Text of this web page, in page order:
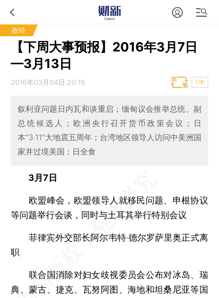
政经
【下周大事预报】2016年3月7日
—3月13日
2016年03月04日 20:19 T中
叙利亚问题日内瓦和谈重启；缅甸议会推举总统、副
总统候选人；欧洲央行召开货币政策会议；日
本“3·11”大地震五周年；台湾地区领导人访问中美洲国
家并过境美国；日全食
3月7日
欧盟峰会，欧盟领导人就移民问题、申根协议
等问题举行会谈，同时与土耳其举行特别会议
菲律宾外交部长阿尔韦特·德尔罗萨里奥正式离
职
联合国消除对妇女歧视委员会公布对冰岛、瑞
典、蒙古、捷克、瓦努阿图、海地和坦桑尼亚等国